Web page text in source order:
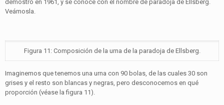
demostró en 1961, y se conoce con el nombre de paradoja de Ellsberg.
Veámosla.
Figura 11: Composición de la urna de la paradoja de Ellsberg.
Imaginemos que tenemos una urna con 90 bolas, de las cuales 30 son
grises y el resto son blancas y negras, pero desconocemos en qué
proporción (véase la figura 11).